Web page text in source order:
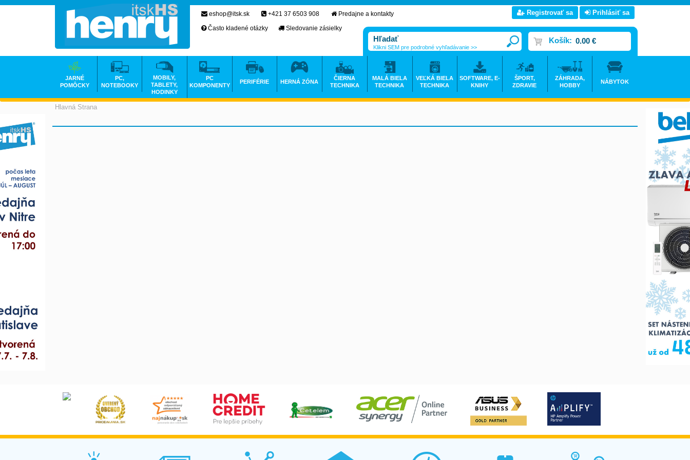
Hlavná Strana
eshop@itsk.sk +421 37 6503 908
Predajne a kontakty
Často kladené otázky
Sledovanie zásielky
Registrovať sa Prihlásiť sa
Košík: 0.00 €
Klikni SEM pre podrobné vyhľadávanie >>
JARNÉ
POMÔCKY
PC,
NOTEBOOKY
MOBILY,
TABLETY,
HODINKY
PC
KOMPONENTY
PERIFÉRIE HERNÁ ZÓNA
ČIERNA
TECHNIKA
MALÁ BIELA
TECHNIKA
VEĽKÁ BIELA
TECHNIKA
SOFTWARE, E-
KNIHY
ŠPORT,
ZDRAVIE
ZÁHRADA,
HOBBY
NÁBYTOK